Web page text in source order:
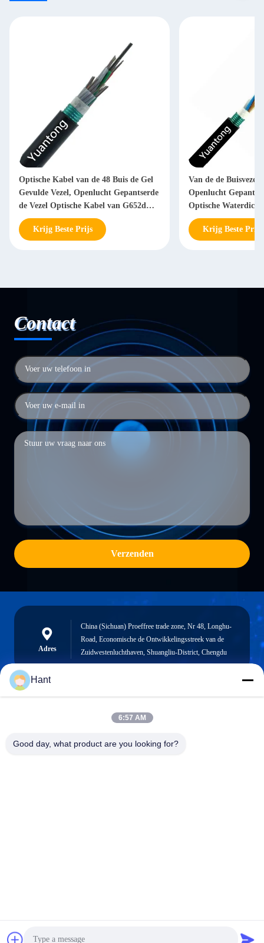
Optische Kabel van de 48 Buis de Gel
Gevulde Vezel, Openlucht Gepantserde
de Vezel Optische Kabel van G652d
FRP
Krijg Beste Prijs
Van de de Buisvezel
Openlucht
Optische
Krijg Beste Prijs
Contact
Verzenden
Adres
China (Sichuan) Proeffree trade zone, Nr 48, Longhu-
Road, Economische de Ontwikkelingsstreek van de
Zuidwestenluchthaven, Shuangliu-District, Chengdu
Sales03@chinafibercable.com
Hant
6:57 AM
Good day, what product are you looking for?